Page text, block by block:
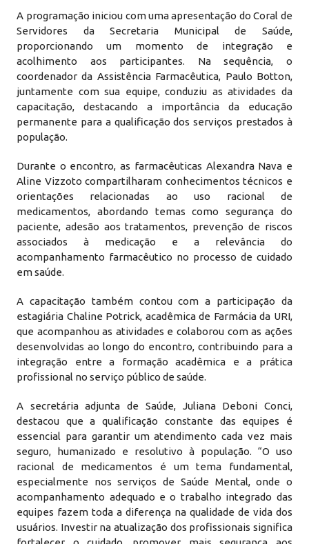
A programação iniciou com uma apresentação do Coral de
Servidores da Secretaria Municipal de Saúde,
proporcionando um momento de integração e
acolhimento aos participantes. Na sequência, o
coordenador da Assistência Farmacêutica, Paulo Botton,
juntamente com sua equipe, conduziu as atividades da
capacitação, destacando a importância da educação
permanente para a qualificação dos serviços prestados à
população.
Durante o encontro, as farmacêuticas Alexandra Nava e
Aline Vizzoto compartilharam conhecimentos técnicos e
orientações relacionadas ao uso racional de
medicamentos, abordando temas como segurança do
paciente, adesão aos tratamentos, prevenção de riscos
associados à medicação e a relevância do
acompanhamento farmacêutico no processo de cuidado
em saúde.
A capacitação também contou com a participação da
estagiária Chaline Potrick, acadêmica de Farmácia da URI,
que acompanhou as atividades e colaborou com as ações
desenvolvidas ao longo do encontro, contribuindo para a
integração entre a formação acadêmica e a prática
profissional no serviço público de saúde.
A secretária adjunta de Saúde, Juliana Deboni Conci,
destacou que a qualificação constante das equipes é
essencial para garantir um atendimento cada vez mais
seguro, humanizado e resolutivo à população. “O uso
racional de medicamentos é um tema fundamental,
especialmente nos serviços de Saúde Mental, onde o
acompanhamento adequado e o trabalho integrado das
equipes fazem toda a diferença na qualidade de vida dos
usuários. Investir na atualização dos profissionais significa